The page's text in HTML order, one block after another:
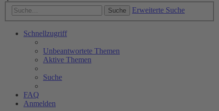
Suche Erweiterte Suche
Schnellzugriff
Unbeantwortete Themen
Aktive Themen
Suche
FAQ
Anmelden